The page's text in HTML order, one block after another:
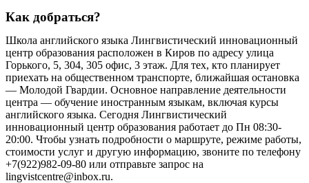
Как добраться?
Школа английского языка Лингвистический инновационный
центр образования расположен в Киров по адресу улица
Горького, 5, 304, 305 офис, 3 этаж. Для тех, кто планирует
приехать на общественном транспорте, ближайшая остановка
— Молодой Гвардии. Основное направление деятельности
центра — обучение иностранным языкам, включая курсы
английского языка. Сегодня Лингвистический
инновационный центр образования работает до Пн 08:30-
20:00. Чтобы узнать подробности о маршруте, режиме работы,
стоимости услуг и другую информацию, звоните по телефону
+7(922)982-09-80 или отправьте запрос на
lingvistcentre@inbox.ru.